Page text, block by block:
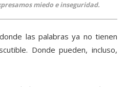
miedo e inseguridad.
las palabras ya no tienen
Donde pueden, incluso,